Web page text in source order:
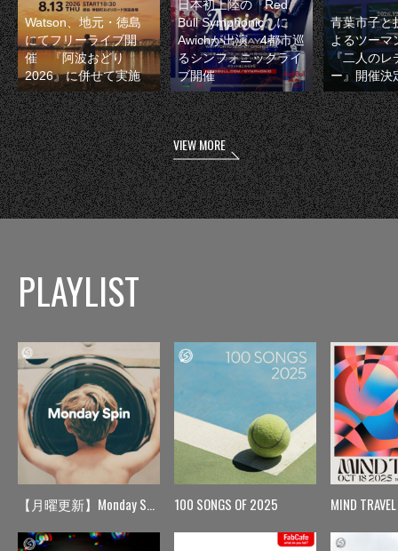
Watson、地元・徳島
にてフリーライブ開
催 『阿波おどり
2026』に併せて実施
日本初上陸の『Red
Bull Symphonic』に
Awichが出演 4都市巡
るシンフォニックライ
ブ開催
青葉市子と
よるツーマ
『二人のレ
ー』開催決
VIEW MORE
PLAYLIST
【月曜更新】Monday Spin 100 SONGS OF 2025 MIND TRAVEL